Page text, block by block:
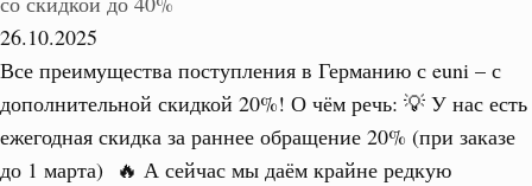
26.10.2025
Все преимущества поступления в Германию с euni – с
дополнительной скидкой 20%! О чём речь: 💡 У нас есть
ежегодная скидка за раннее обращение 20% (при заказе
до 1 марта) 🔥 А сейчас мы даём крайне редкую